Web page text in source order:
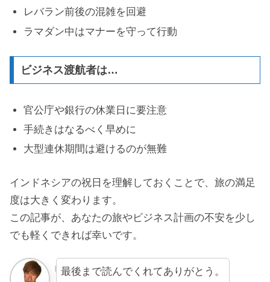
レバラン前後の混雑を回避
ラマダン中はマナーを守って行動
ビジネス渡航者は…
官公庁や銀行の休業日に要注意
手続きはなるべく早めに
大型連休期間は避けるのが無難
インドネシアの祝日を理解しておくことで、旅の満足
度は大きく変わります。
この記事が、あなたの旅やビジネス計画の不安を少し
でも軽くできれば幸いです。
最後まで読んでくれてありがとう。